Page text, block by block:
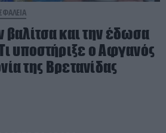
βαλίτσα και την έδωσα
υποστήριξε ο Αφγανός
της Βρετανίδας